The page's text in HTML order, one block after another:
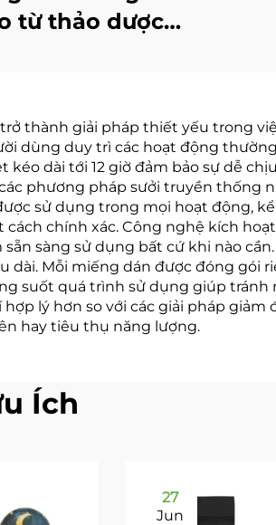
từ thảo dược
thành giải pháp thiết yếu trong
dùng duy trì các hoạt động
dài tới 12 giờ đảm bảo sự dễ
phương pháp sưởi truyền thống
sử dụng trong mọi hoạt động,
chính xác. Công nghệ kích
sàng sử dụng bất cứ khi nào
dài. Mỗi miếng dán được đóng gói
suốt quá trình sử dụng giúp tránh
lý hơn so với các giải pháp giảm
hay tiêu thụ năng lượng.
Ích
27
Jun